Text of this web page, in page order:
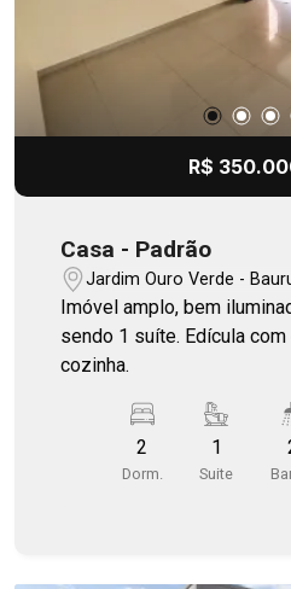
R$
Casa - Padrão
Jardim Ouro Verde -
Imóvel amplo, bem
sendo 1 suíte. Edícula
cozinha.
2
Dorm.
1
Suite